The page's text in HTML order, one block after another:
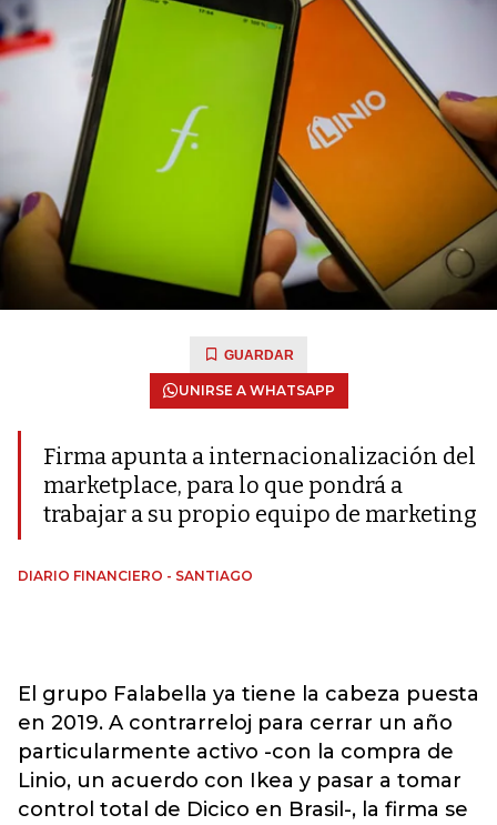
GUARDAR
UNIRSE A WHATSAPP
Firma apunta a internacionalización del
marketplace, para lo que pondrá a
trabajar a su propio equipo de marketing
DIARIO FINANCIERO - SANTIAGO
El grupo Falabella ya tiene la cabeza puesta
en 2019. A contrarreloj para cerrar un año
particularmente activo -con la compra de
Linio, un acuerdo con Ikea y pasar a tomar
control total de Dicico en Brasil-, la firma se